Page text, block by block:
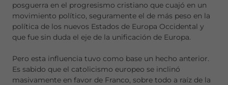
posguerra en el progresismo cristiano que cuajó en un
movimiento político, seguramente el de más peso en la
política de los nuevos Estados de Europa Occidental y
que fue sin duda el eje de la unificación de Europa.
Pero esta influencia tuvo como base un hecho anterior.
Es sabido que el catolicismo europeo se inclinó
masivamente en favor de Franco, sobre todo a raíz de la